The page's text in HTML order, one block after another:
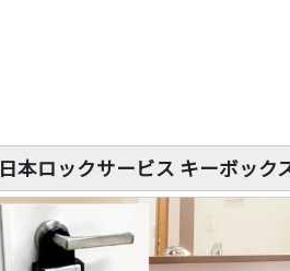
日本ロックサービス キーボック